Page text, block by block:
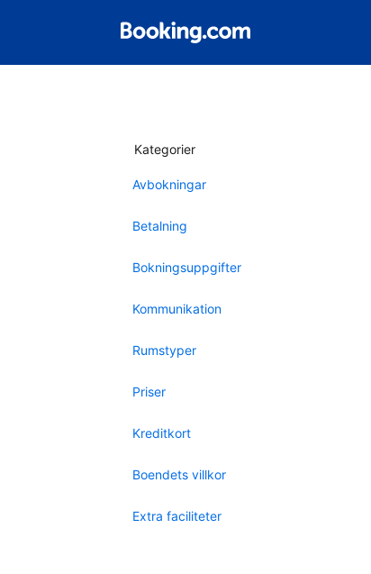
Kategorier
Avbokningar
Betalning
Bokningsuppgifter
Kommunikation
Rumstyper
Priser
Kreditkort
Boendets villkor
Extra faciliteter